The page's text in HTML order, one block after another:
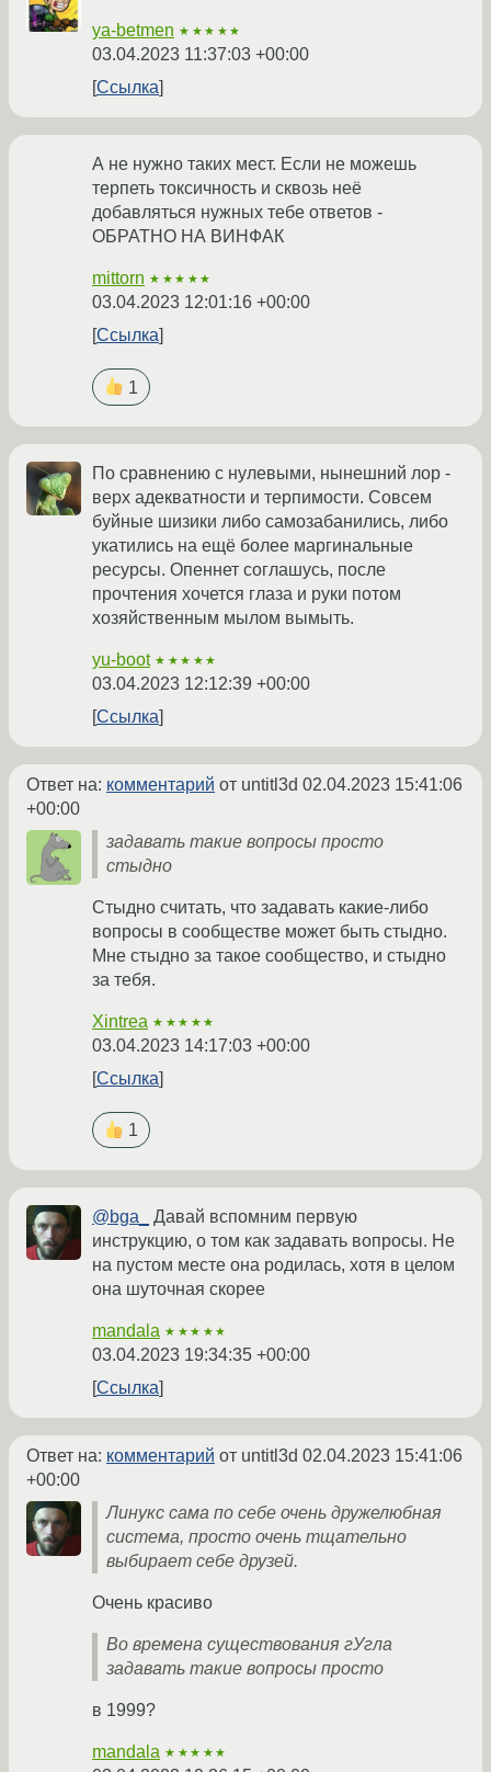
ya-betmen ★★★★★
03.04.2023 11:37:03 +00:00
Ссылка
А не нужно таких мест. Если не можешь
терпеть токсичность и сквозь неё
добавляться нужных тебе ответов -
ОБРАТНО НА ВИНФАК
mittorn ★★★★★
03.04.2023 12:01:16 +00:00
Ссылка
1
По сравнению с нулевыми, нынешний лор -
верх адекватности и терпимости. Совсем
буйные шизики либо самозабанились, либо
укатились на ещё более маргинальные
ресурсы. Опеннет соглашусь, после
прочтения хочется глаза и руки потом
хозяйственным мылом вымыть.
yu-boot ★★★★★
03.04.2023 12:12:39 +00:00
Ссылка
Ответ на: комментарий от untitl3d 02.04.2023 15:41:06
+00:00
задавать такие вопросы просто
стыдно
Стыдно считать, что задавать какие-либо
вопросы в сообществе может быть стыдно.
Мне стыдно за такое сообщество, и стыдно
за тебя.
Xintrea ★★★★★
03.04.2023 14:17:03 +00:00
Ссылка
1
@bga_
Давай вспомним первую
инструкцию, о том как задавать вопросы. Не
на пустом месте она родилась, хотя в целом
она шуточная скорее
mandala ★★★★★
03.04.2023 19:34:35 +00:00
Ссылка
Ответ на: комментарий от untitl3d 02.04.2023 15:41:06
+00:00
Линукс сама по себе очень дружелюбная
система, просто очень тщательно
выбирает себе друзей.
Очень красиво
Во времена существования гУгла
задавать такие вопросы просто
в 1999?
mandala ★★★★★